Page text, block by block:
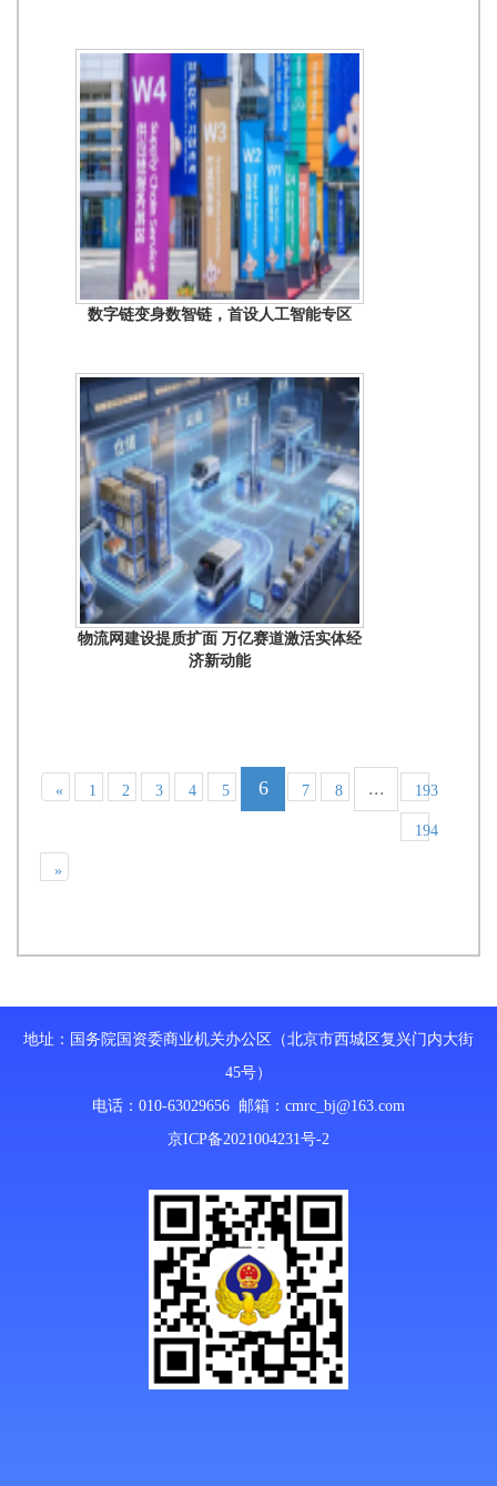
数字链变身数智链，首设人工智能专区
物流网建设提质扩面 万亿赛道激活实体经
济新动能
« 1 2 3 4 5 6 7 8 ... 193
194
»
地址：国务院国资委商业机关办公区（北京市西城区复兴门内大街
45号）
电话：010-63029656 邮箱： cmrc_bj@163.com
京ICP备2021004231号-2